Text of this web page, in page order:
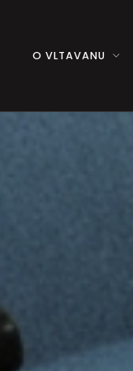
O VLTAVANU